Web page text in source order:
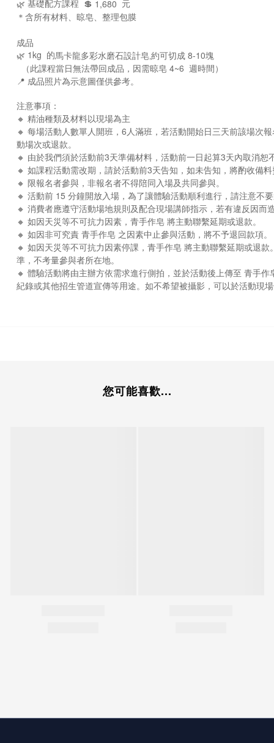
🌿 基礎配方課程 💲 1,680 元
＊含所有材料、 晾皂、整理包膜
成品
🌿 1kg 的馬卡龍多彩水磨石設計皂‚約可切成 8-10塊
（此課程當日無法帶回成品，因需晾皂 4~6 週時間）
📍 成品照片為示意圖僅供參考。
注意事項：
🔸 精油種類及材料以現場為主
🔸 每場活動人數單人開班，6人滿班，若活動開始日三天前該場次
動場次或退款。
🔸 由於我們須於活動前3天準備材料，活動前一日起算3天內取消恕
🔸 如課程活動需改期，請於活動前3天告知，如未告知，將酌收備
🔸 限報名者參與，非報名者不得陪同入場及共同參與。
🔸 活動前 15 分鐘開放入場，為了讓體驗活動順利進行，請注意不
🔸 消費者應遵守活動場地規則及配合現場講師指示，若有違反因而
🔸 如因天災等不可抗力因素，青手作皂 將主動聯繫延期或退款。
🔸 如因非可究責 青手作皂 之因素中止參與活動，將不予退回款項。
🔸 如因天災等不可抗力因素停課，青手作皂 將主動聯繫延期或退
準，不考量參與者所在地。
🔸 體驗活動將由主辦方依需求進行側拍，並於活動後上傳至 青手
紀錄或其他招生管道宣傳等用途。如不希望被攝影，可以於活動現
您可能喜歡...